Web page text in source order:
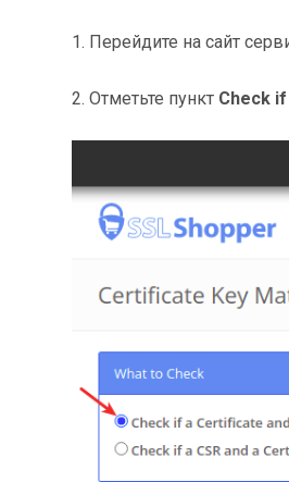
1. Перейдите на сайт
2. Отметьте пункт Check